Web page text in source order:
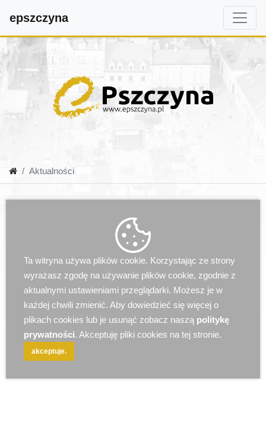
epszczyna
Aktualności
Ta witryna używa plików cookie. Korzystając ze strony
wyrażasz zgodę na używanie plików cookie, zgodnie z
aktualnymi ustawieniami przeglądarki. Możesz je w
każdej chwili zmienić. Aby dowiedzieć się więcej o
plikach cookies lub je usunąć zobacz naszą politykę
prywatności. Akceptuję pliki cookies na tej stronie.
akceptuje.